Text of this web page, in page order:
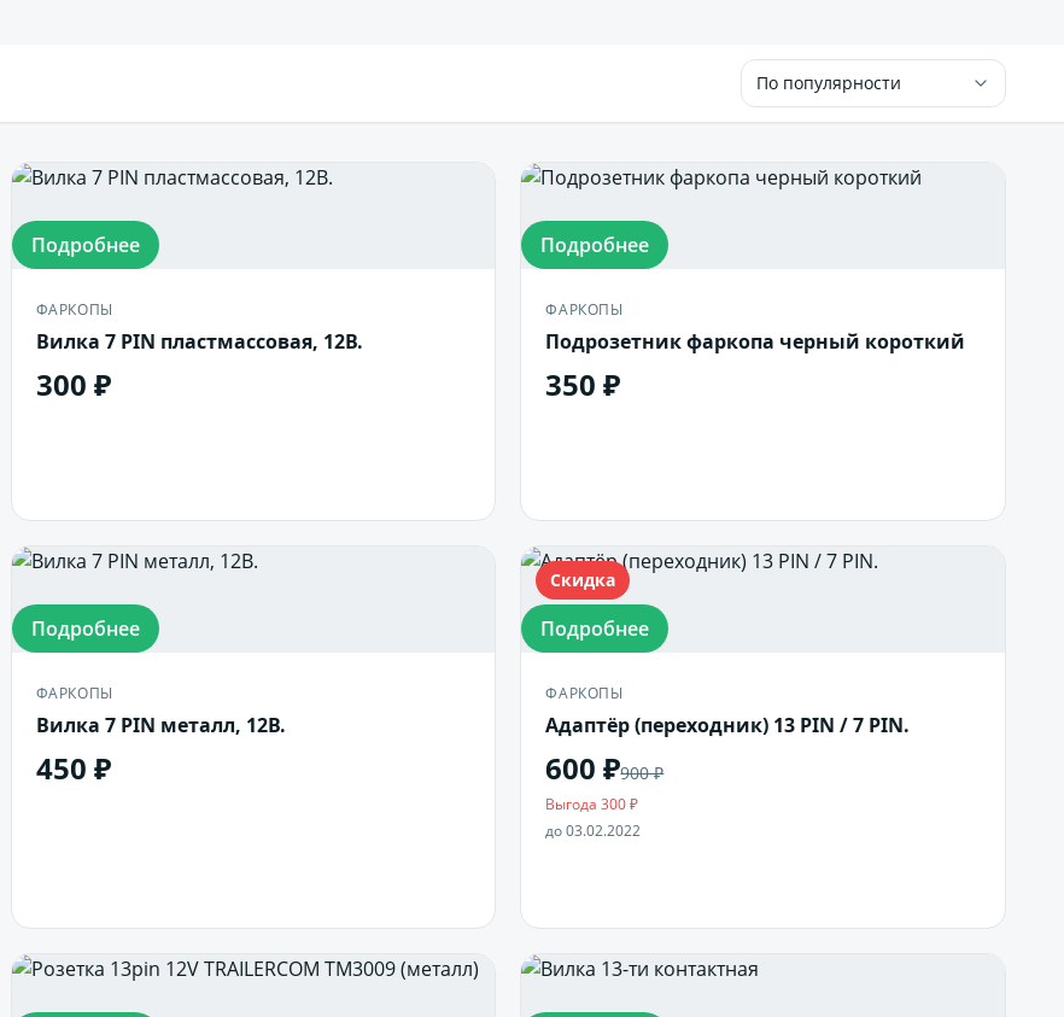
По популярности
Подробнее
ФАРКОПЫ
Вилка 7 PIN пластмассовая, 12В.
300 ₽
Подробнее
ФАРКОПЫ
Подрозетник фаркопа черный короткий
350 ₽
Подробнее
ФАРКОПЫ
Вилка 7 PIN металл, 12В.
450 ₽
Скидка
Подробнее
ФАРКОПЫ
Адаптёр (переходник) 13 PIN / 7 PIN.
600 ₽900 ₽
Выгода 300 ₽
до 03.02.2022